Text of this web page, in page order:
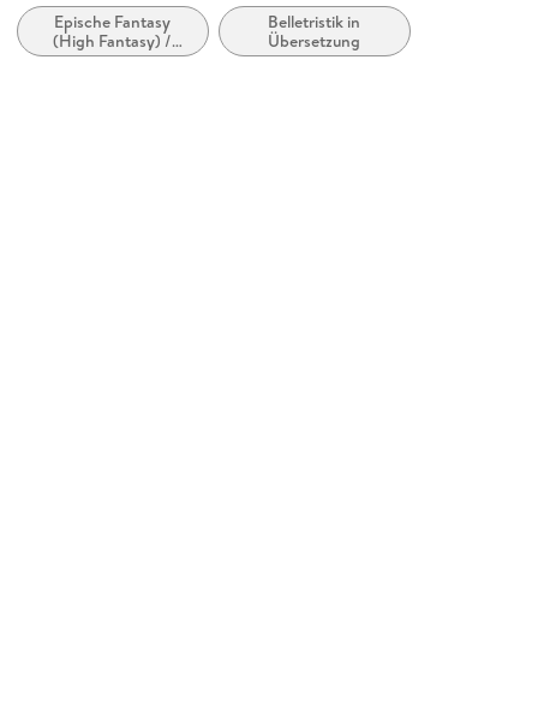
Übersetzung
Wolfgang Krege
Epische Fantasy
(High Fantasy) /
Heroische Fantasy
Belletristik in
Übersetzung